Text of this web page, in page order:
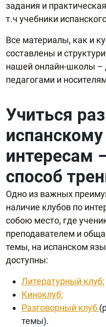
задания и
т.ч учебники
Все материалы, как и
составлены и
нашей онлайн-школы
педагогами и
Учиться
интересам
способ
Одно из важных
наличие клубов по
собою место, где
преподавателем и
темы, на испанском
доступны:
Литературный клуб;
Киноклуб;
Разговорный клуб
темы).